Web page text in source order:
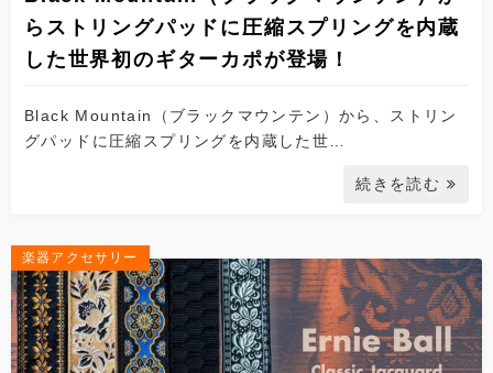
らストリングパッドに圧縮スプリングを内蔵
した世界初のギターカポが登場！
Black Mountain（ブラックマウンテン）から、ストリン
グパッドに圧縮スプリングを内蔵した世…
続きを読む
楽器アクセサリー